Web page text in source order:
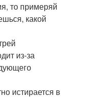
то примеряй
какой
из-за
истирается в